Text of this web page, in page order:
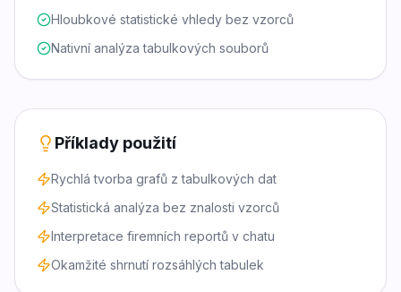
Hloubkové statistické vhledy bez vzorců
Nativní analýza tabulkových souborů
Příklady použití
Rychlá tvorba grafů z tabulkových dat
Statistická analýza bez znalosti vzorců
Interpretace firemních reportů v chatu
Okamžité shrnutí rozsáhlých tabulek